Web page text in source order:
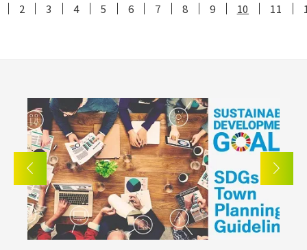
2 3 4 5 6 7 8 9 10 11